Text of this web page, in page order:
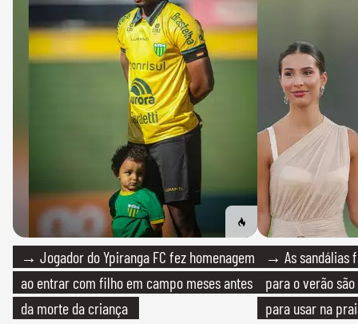
→ Jogador do Ypiranga FC fez homenagem
ao entrar com filho em campo meses antes
da morte da criança
→ As sandálias
para o verão
para usar na